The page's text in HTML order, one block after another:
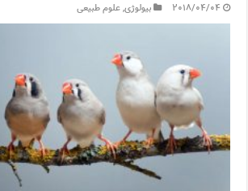
2018/04/04 بیولوژی,علوم طبیعی